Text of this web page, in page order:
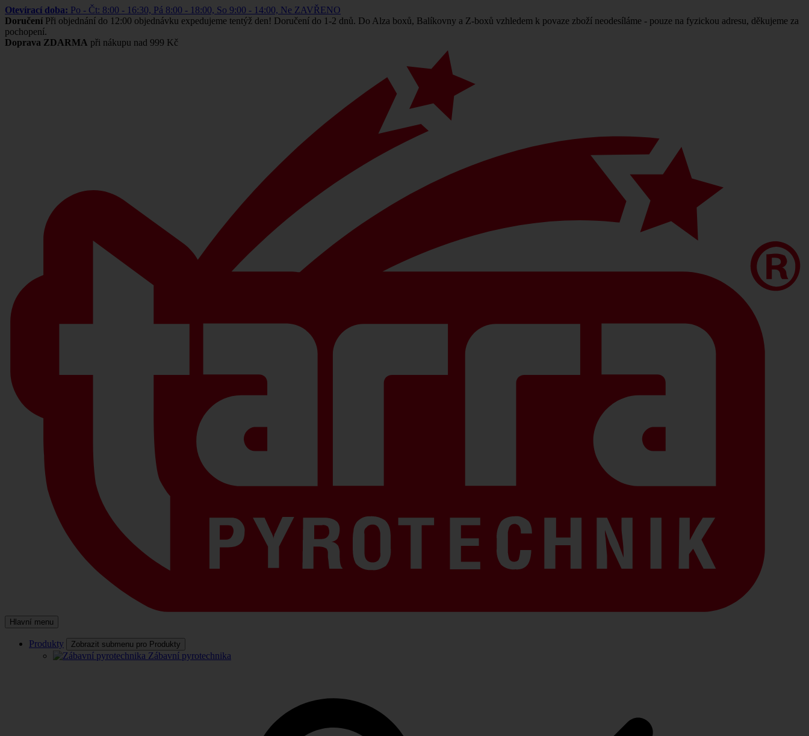
Otevírací doba: Po - Čt: 8:00 - 16:30, Pá 8:00 - 18:00, So 9:00 - 14:00, Ne ZAVŘENO
Doručení Při objednání do 12:00 objednávku expedujeme tentýž den! Doručení do 1-2 dnů. Do Alza boxů, Balíkovny a Z-boxů vzhledem k povaze zboží neodesíláme - pouze na fyzickou adresu, děkujeme za
pochopení.
Doprava ZDARMA při nákupu nad 999 Kč
Hlavní menu
Produkty Zobrazit submenu pro Produkty
Zábavní pyrotechnika